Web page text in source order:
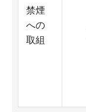
禁煙
への
取組